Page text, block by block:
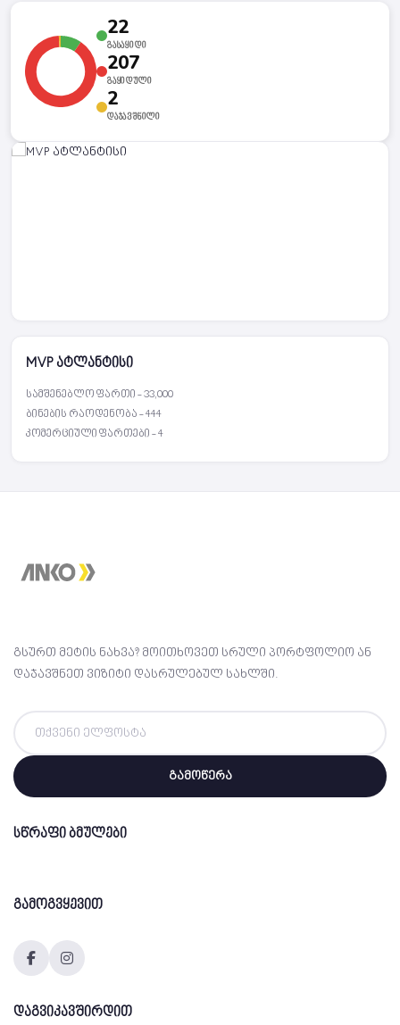
22
ᲒᲐᲡᲐᲧᲘᲓᲘ
207
ᲒᲐᲧᲘᲓᲣᲚᲘ
2
ᲓᲐᲯᲐᲕᲨᲜᲘᲚᲘ
MVP ატლანტისი
სამშენებლო ფართი - 33,000
ბინების რაოდენობა - 444
კომერციული ფართები - 4
გსურთ მეტის ნახვა? მოითხოვეთ სრული პორტფოლიო ან
დაჯავშნეთ ვიზიტი დასრულებულ სახლში.
გამოწერა
სწრაფი ბმულები
გამოგვყევით
დაგვიკავშირდით